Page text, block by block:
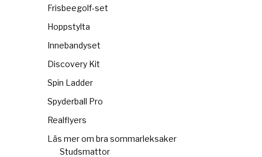
Frisbeegolf-set
Hoppstylta
Innebandyset
Discovery Kit
Spin Ladder
Spyderball Pro
Realflyers
Läs mer om bra sommarleksaker
Studsmattor